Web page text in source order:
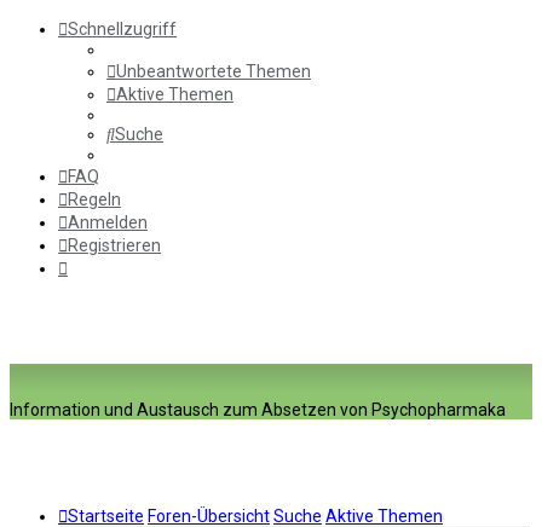
Schnellzugriff
Unbeantwortete Themen
Aktive Themen
Suche
FAQ
Regeln
Anmelden
Registrieren
Information und Austausch zum Absetzen von Psychopharmaka
Startseite Foren-ÜbersichtSuche Aktive Themen